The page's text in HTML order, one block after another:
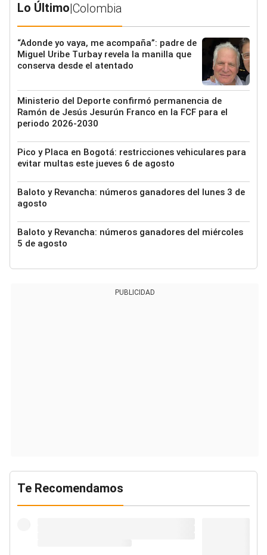
Lo Último|Colombia
“Adonde yo vaya, me acompaña”: padre de
Miguel Uribe Turbay revela la manilla que
conserva desde el atentado
Ministerio del Deporte confirmó permanencia de
Ramón de Jesús Jesurún Franco en la FCF para el
periodo 2026-2030
Pico y Placa en Bogotá: restricciones vehiculares para
evitar multas este jueves 6 de agosto
Baloto y Revancha: números ganadores del lunes 3 de
agosto
Baloto y Revancha: números ganadores del miércoles
5 de agosto
PUBLICIDAD
Te Recomendamos